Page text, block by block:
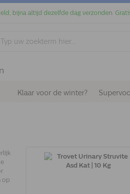
bijna altijd dezelfde dag verzonden.
Klaar voor de winter?
op